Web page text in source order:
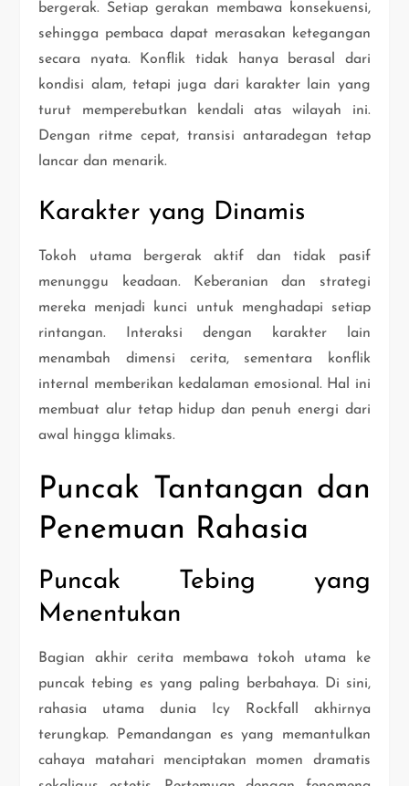
bergerak. Setiap gerakan membawa konsekuensi,
sehingga pembaca dapat merasakan ketegangan
secara nyata. Konflik tidak hanya berasal dari
kondisi alam, tetapi juga dari karakter lain yang
turut memperebutkan kendali atas wilayah ini.
Dengan ritme cepat, transisi antaradegan tetap
lancar dan menarik.
Karakter yang Dinamis
Tokoh utama bergerak aktif dan tidak pasif
menunggu keadaan. Keberanian dan strategi
mereka menjadi kunci untuk menghadapi setiap
rintangan. Interaksi dengan karakter lain
menambah dimensi cerita, sementara konflik
internal memberikan kedalaman emosional. Hal ini
membuat alur tetap hidup dan penuh energi dari
awal hingga klimaks.
Puncak Tantangan dan
Penemuan Rahasia
Puncak Tebing yang
Menentukan
Bagian akhir cerita membawa tokoh utama ke
puncak tebing es yang paling berbahaya. Di sini,
rahasia utama dunia Icy Rockfall akhirnya
terungkap. Pemandangan es yang memantulkan
cahaya matahari menciptakan momen dramatis